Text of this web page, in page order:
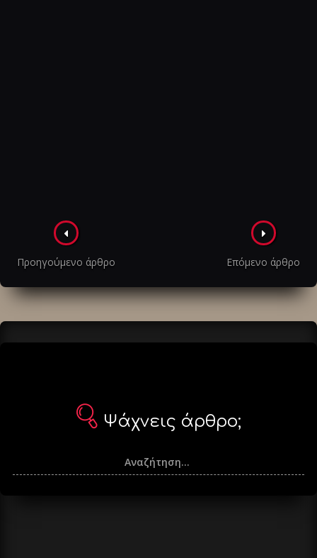
Πλοήγηση
στα
άρθρα
Προηγούμενο άρθρο Επόμενο άρθρο
Ψάχνεις άρθρο;